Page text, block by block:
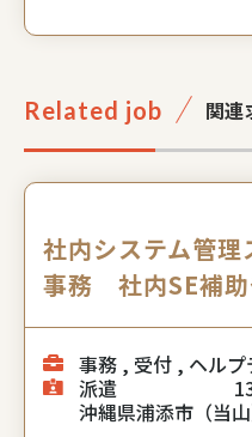
Related job 関連
社内システム管
事務 社内SE補
派遣
沖縄県浦添市（当山